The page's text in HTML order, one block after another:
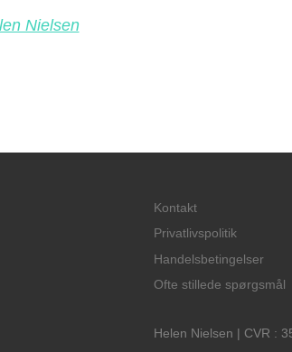
Nielsen
Kontakt
Privatlivspolitik
Handelsbetingelser
Ofte stillede spørgsmål
Helen Nielsen | CVR :